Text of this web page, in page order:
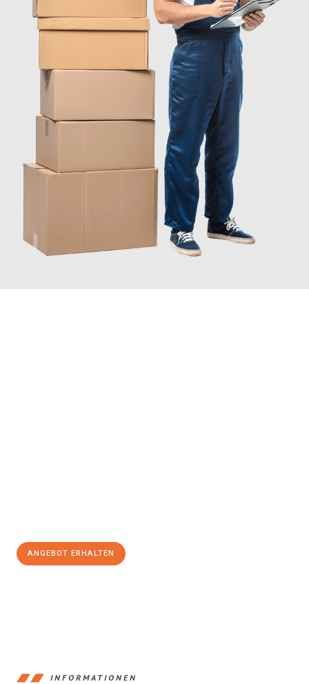
ANGEBOT ERHALTEN
INFORMATIONEN